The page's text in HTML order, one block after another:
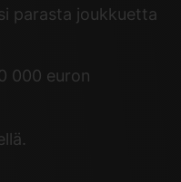
parasta joukkuetta
000 euron